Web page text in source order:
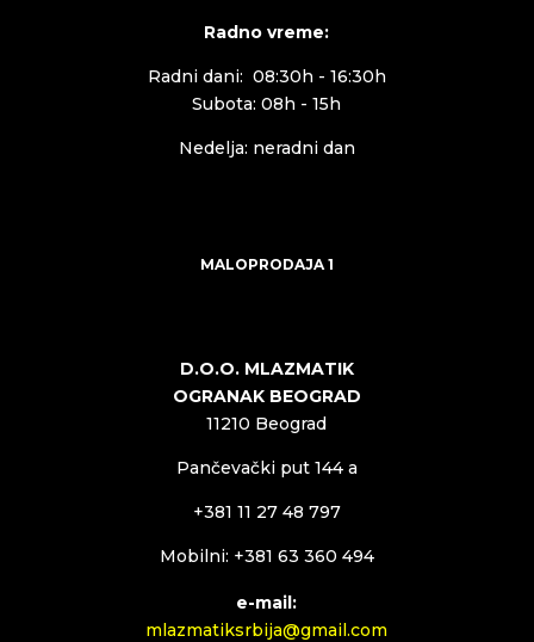
Radno vreme:
Radni dani: 08:30h - 16:30h
Subota: 08h - 15h
Nedelja: neradni dan
MALOPRODAJA 1
D.O.O. MLAZMATIK
OGRANAK BEOGRAD
11210 Beograd
Pančevački put 144 a
+381 11 27 48 797
Mobilni: +381 63 360 494
e-mail:
mlazmatiksrbija@gmail.com